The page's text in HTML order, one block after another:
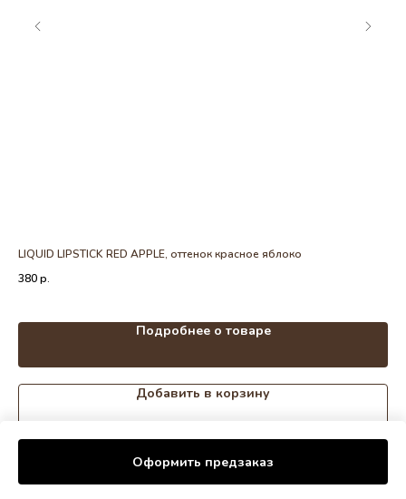
Оформить предзаказ
LIQUID LIPSTICK RED APPLE, оттенок красное яблоко
380р.
Подробнее о товаре
Добавить в корзину